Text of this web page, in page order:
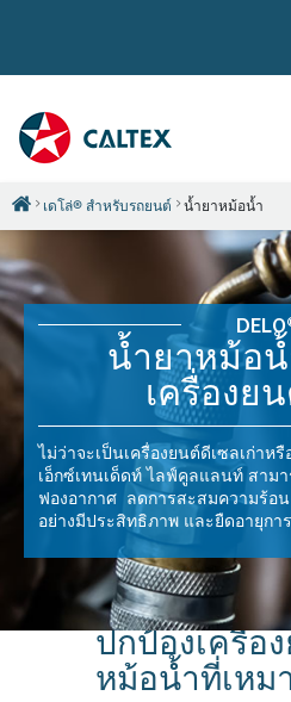
เดโล่® สำหรับรถยนต์ น้ำยาหม้อน้ำ
น้ำยาหม้อ
เครื่องย
ไม่ว่าจะเป็นเครื่องยนต์ดีเซลเก่าห
เอ็กซ์เทนเด็ดท์ ไลฟ์คูลแลนท์ สาม
ฟองอากาศ ลดการสะสมความร้อ
อย่างมีประสิทธิภาพ และยืดอายุก
ปกป้องเครื่อ
หม้อน้ำที่เหม